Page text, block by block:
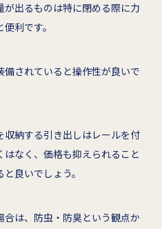
出るものは特に閉める際に力
利です。
されていると操作性が良いで
納する引き出しはレールを付
なく、価格も抑えられること
良いでしょう。
は、防虫・防臭という観点か